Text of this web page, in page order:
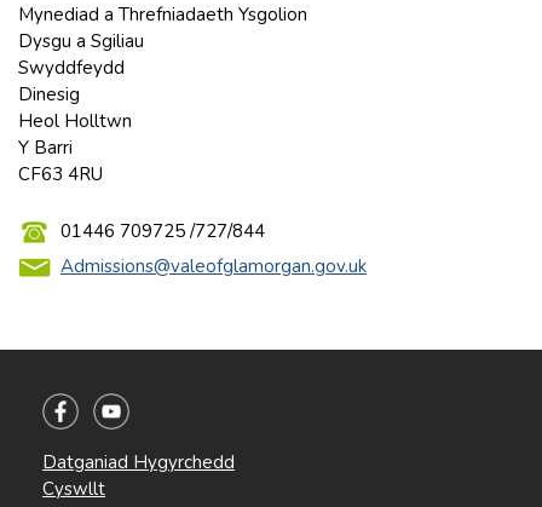
Mynediad a Threfniadaeth Ysgolion
Dysgu a Sgiliau
Swyddfeydd
Dinesig
Heol Holltwn
Y Barri
CF63 4RU
01446 709725 /727/844
Admissions@valeofglamorgan.gov.uk
Datganiad Hygyrchedd
Cyswllt